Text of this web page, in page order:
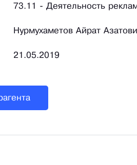
73.11 - Деятельность
Нурмухаметов Айрат
21.05.2019